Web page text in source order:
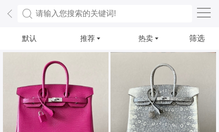
默认 推荐 热卖 筛选